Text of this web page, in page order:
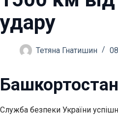
удару
Тетяна Гнатишин
Служба безпеки України